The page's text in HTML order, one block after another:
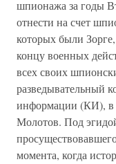
шпионажа за годы
отнести на счет
которых были
концу военных
всех своих
разведывательный
информации (КИ), в
Молотов. Под
момента, когда